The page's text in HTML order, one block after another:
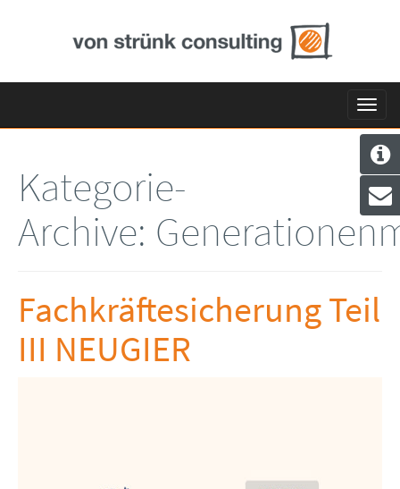
Kategorie-
Archive:
Fachkräftesicherung Teil
III NEUGIER